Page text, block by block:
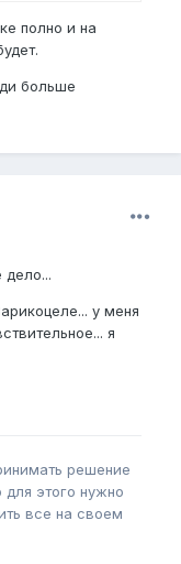
полно и на
больше
дело...
у меня
я
решение
этого нужно
все на своем